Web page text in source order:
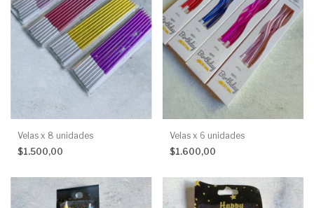
Velas x 8 unidades
$1.500,00
Velas x 6 unidades
$1.600,00